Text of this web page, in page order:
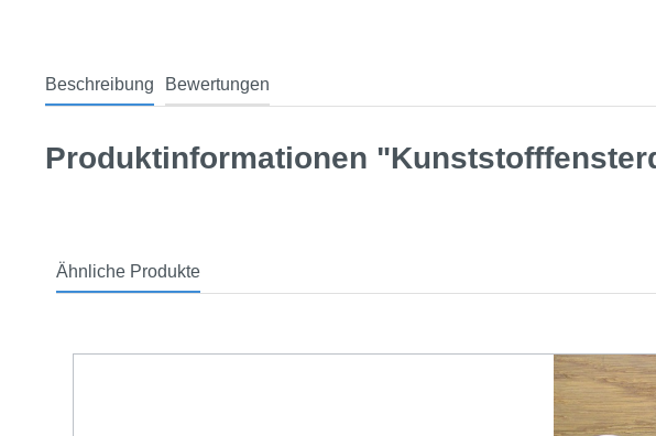
Beschreibung Bewertungen
Produktinformationen
Ähnliche Produkte